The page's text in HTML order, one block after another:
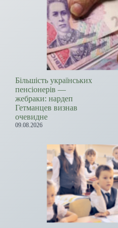
Більшість українських
пенсіонерів —
жебраки: нардеп
Гетманцев визнав
очевидне
09.08.2026